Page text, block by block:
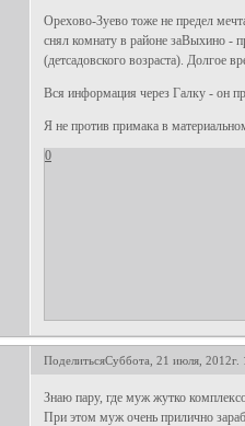
Орехово-Зуево тоже не предел
снял комнату в районе заВыхино -
(детсадовского возраста). Долгое
Вся информация через Галку - он
Я не против примака в
0
ПоделитьсяСуббота, 21 июля, 2012г.
Знаю пару, где муж жутко
При этом муж очень прилично